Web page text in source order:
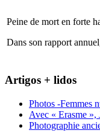
Peine de mort en forte
Dans son rapport
Artigos + lidos
Photos -Femmes
Avec « Erasme »,
Photographie